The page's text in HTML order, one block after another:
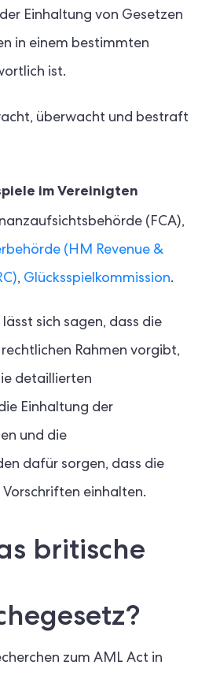
Einhaltung von Gesetzen
in einem bestimmten
ist.
überwacht und bestraft
im Vereinigten
(FCA),
(HM Revenue &
, Glücksspielkommission.
sich sagen, dass die
Rahmen vorgibt,
detaillierten
Einhaltung der
und die
dafür sorgen, dass die
einhalten.
britische
zum AML Act in